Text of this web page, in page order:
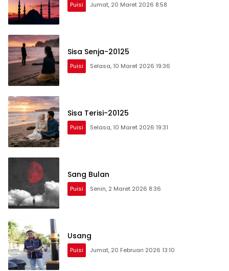
Puisi Jumat, 20 Maret 2026 8:58
Sisa Senja-20125
Puisi Selasa, 10 Maret 2026 19:36
Sisa Terisi-20125
Puisi Selasa, 10 Maret 2026 19:31
Sang Bulan
Puisi Senin, 2 Maret 2026 8:36
Usang
Puisi Jumat, 20 Februari 2026 13:10